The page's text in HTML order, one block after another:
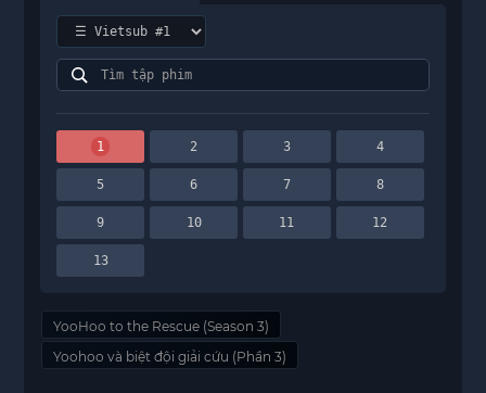
1 2 3 4
5 6 7 8
9 10 11 12
13
YooHoo to the Rescue (Season 3)
Yoohoo và biệt đội giải cứu (Phần 3)